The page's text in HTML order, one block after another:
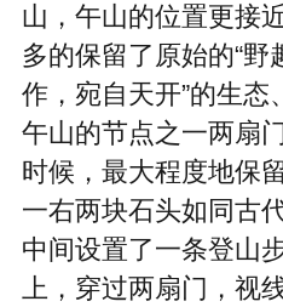
山，午山的位置更接
多的保留了原始的“野
作，宛自天开”的生态
午山的节点之一两扇
时候，最大程度地保
一右两块石头如同古
中间设置了一条登山
上，穿过两扇门，视